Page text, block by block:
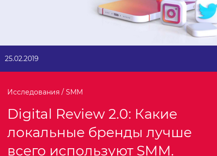
25.02.2019
Исследования / SMM
Digital Review 2.0: Какие
локальные бренды лучше
всего используют SMM.